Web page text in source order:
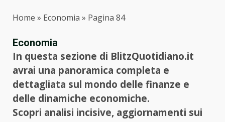
Home » Economia » Pagina 84
Economia
In questa sezione di BlitzQuotidiano.it
avrai una panoramica completa e
dettagliata sul mondo delle finanze e
delle dinamiche economiche.
Scopri analisi incisive, aggiornamenti sui